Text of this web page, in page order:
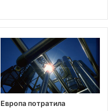
Европа потратила